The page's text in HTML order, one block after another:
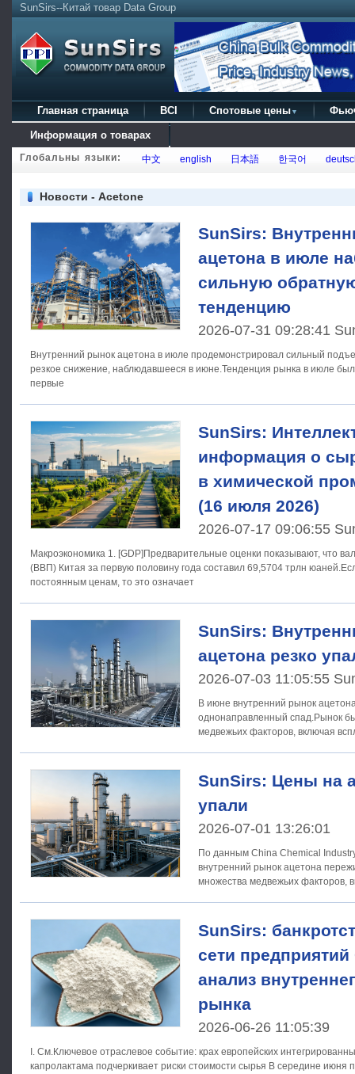
SunSirs--Китай товар Data Group
Главная страница BCI Спотовые цены ▼
Информация о товарах
Глобальны языки: 中文 english 日本語 한국어
Новости - Acetone
SunSirs:
ацетона в июле
сильную
тенденцию
2026-07-31 09:28:41
Внутренний рынок ацетона в июле продемонстрировал сильный
резкое снижение, наблюдавшееся в июне.Тенденция рынка в июле
первые
SunSirs:
информация о
в химической
(16 июля 2026)
2026-07-17 09:06:55
Макроэкономика 1. [GDP]Предварительные оценки показывают, что валовой внутренний продукт
(ВВП) Китая за первую половину года составил 69,5704 трлн
постоянным ценам, то это означает
SunSirs:
ацетона резко
2026-07-03 11:05:55
В июне внутренний рынок
однонаправленный спад.Рынок
медвежьих факторов, включая
SunSirs: Цены на
упали
2026-07-01 13:26:01
По данным China Chemical
внутренний рынок ацетона
множества медвежьих факторов,
SunSirs:
сети
анализ
рынка
2026-06-26 11:05:39
I. См.Ключевое отраслевое событие: крах европейских
капролактама подчеркивает риски стоимости сырья В середине июня предприятие по производству